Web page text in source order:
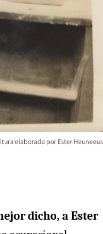
elaborada por Ester Heuneeus
dicho, a Ester